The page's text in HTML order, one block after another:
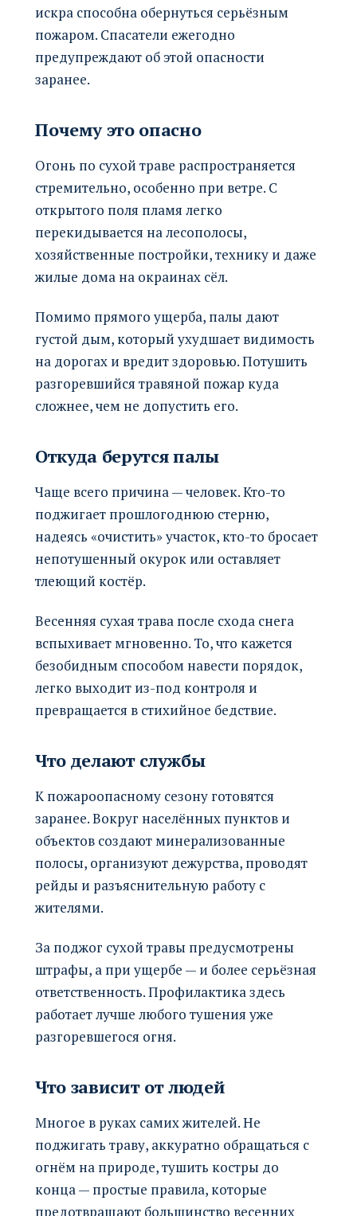
искра способна обернуться серьёзным
пожаром. Спасатели ежегодно
предупреждают об этой опасности
заранее.
Почему это опасно
Огонь по сухой траве распространяется
стремительно, особенно при ветре. С
открытого поля пламя легко
перекидывается на лесополосы,
хозяйственные постройки, технику и даже
жилые дома на окраинах сёл.
Помимо прямого ущерба, палы дают
густой дым, который ухудшает видимость
на дорогах и вредит здоровью. Потушить
разгоревшийся травяной пожар куда
сложнее, чем не допустить его.
Откуда берутся палы
Чаще всего причина — человек. Кто-то
поджигает прошлогоднюю стерню,
надеясь «очистить» участок, кто-то бросает
непотушенный окурок или оставляет
тлеющий костёр.
Весенняя сухая трава после схода снега
вспыхивает мгновенно. То, что кажется
безобидным способом навести порядок,
легко выходит из-под контроля и
превращается в стихийное бедствие.
Что делают службы
К пожароопасному сезону готовятся
заранее. Вокруг населённых пунктов и
объектов создают минерализованные
полосы, организуют дежурства, проводят
рейды и разъяснительную работу с
жителями.
За поджог сухой травы предусмотрены
штрафы, а при ущербе — и более серьёзная
ответственность. Профилактика здесь
работает лучше любого тушения уже
разгоревшегося огня.
Что зависит от людей
Многое в руках самих жителей. Не
поджигать траву, аккуратно обращаться с
огнём на природе, тушить костры до
конца — простые правила, которые
предотвращают большинство весенних